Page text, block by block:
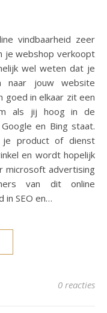
je webshop verkoopt
wel weten dat je
naar jouw website
goed in elkaar zit een
als jij hoog in de
en Bing staat.
je product of dienst
en wordt hopelijk
microsoft advertising
van dit online
in SEO en…
0 reacties